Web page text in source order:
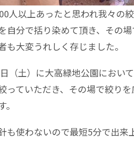
人以上あったと思われ我々の
自分で括り染めて頂き、その
も大変うれしく存じました。
（土）に大高緑地公園におい
っていただき、その場で絞り
も使わないので最短5分で出来